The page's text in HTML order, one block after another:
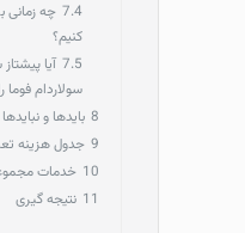
7.4 چه زمانی
کنیم؟
7.5 آیا
سولاردام فوما
8 بایدها و
9 جدول هزینه
10 خدمات
11 نتیجه گیری